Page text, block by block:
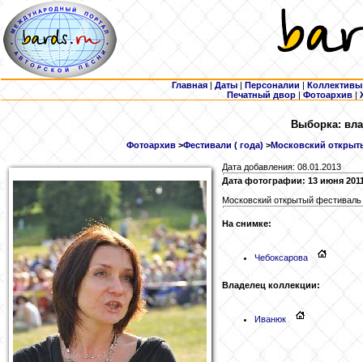
Главная | Даты | Персоналии | Коллективы
Печатный двор |Фотоархив |
Выборка:
Фотоархив>Фестивали ( года) >Московский
Дата добавления: 08.01.2013
Дата фотографии: 13 июня
Московский открытый
На снимке:
Чебоксарова
Владелец коллекции:
Иванюк